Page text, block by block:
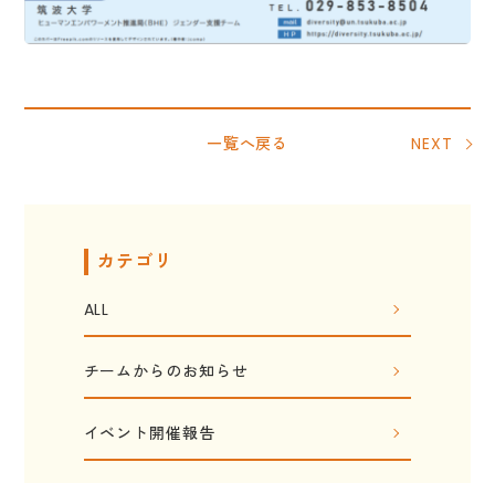
一覧へ戻る NEXT
カテゴリ
ALL
チームからのお知らせ
イベント開催報告